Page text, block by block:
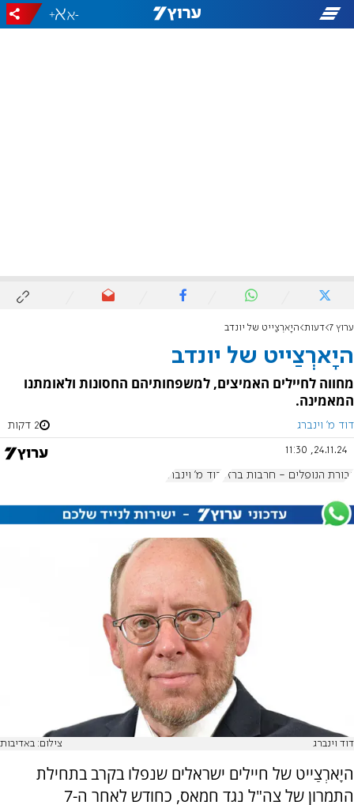
-
+
ערוץ 7 דעות היָארְצַייט של יונדב
היָארְצַייט של יונדב
מחווה לחיילים האמיצים, למשפחותיהם החסונות ולאומתנו
המאמינה.
דוד מ' וינברג 2 דקות
24.11.24, 11:30
גבורת הנופלים - חרבות ברזל דוד מ' וינברג
דוד וינברג צילום: באדיבות
היָארְצַייט של חיילים ישראלים שנפלו בקרב בתחילת
התמרון של צה"ל נגד חמאס, כחודש לאחר ה-7